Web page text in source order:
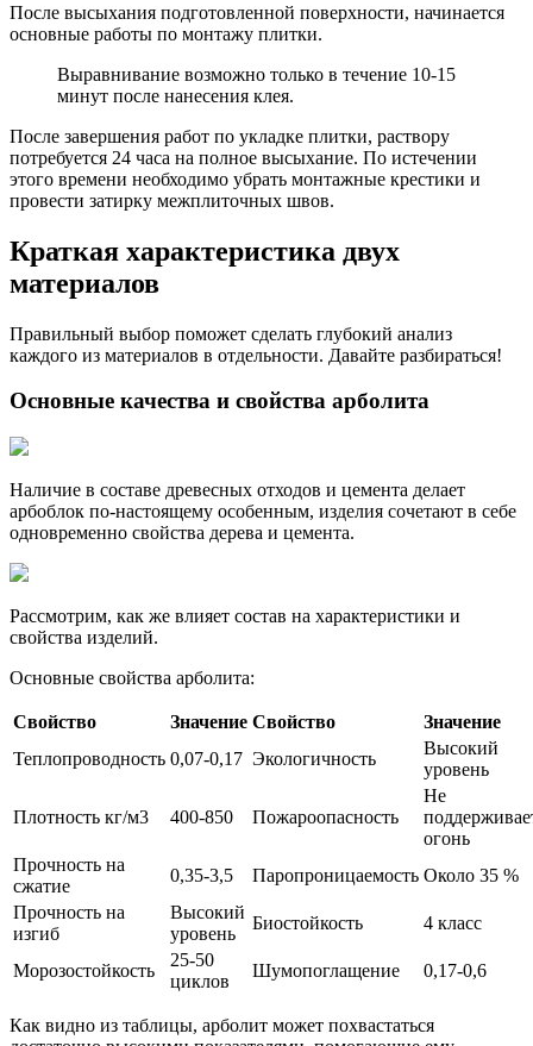
После высыхания подготовленной поверхности, начинается
основные работы по монтажу плитки.
Выравнивание возможно только в течение 10-15
минут после нанесения клея.
После завершения работ по укладке плитки, раствору
потребуется 24 часа на полное высыхание. По истечении
этого времени необходимо убрать монтажные крестики и
провести затирку межплиточных швов.
Краткая характеристика двух
материалов
Правильный выбор поможет сделать глубокий анализ
каждого из материалов в отдельности. Давайте разбираться!
Основные качества и свойства арболита
Наличие в составе древесных отходов и цемента делает
арбоблок по-настоящему особенным, изделия сочетают в себе
одновременно свойства дерева и цемента.
Рассмотрим, как же влияет состав на характеристики и
свойства изделий.
Основные свойства арболита:
Свойство Значение Свойство
Значение
Теплопроводность 0,07-0,17 Экологичность
Высокий
уровень
Плотность кг/м3 400-850 Пожароопасность
Не
огонь
Прочность на
сжатие
0,35-3,5 Паропроницаемость Около 35 %
Прочность на
изгиб
Высокий
уровень
Биостойкость 4 класс
Морозостойкость
25-50
циклов
Шумопоглащение 0,17-0,6
Как видно из таблицы, арболит может похвастаться